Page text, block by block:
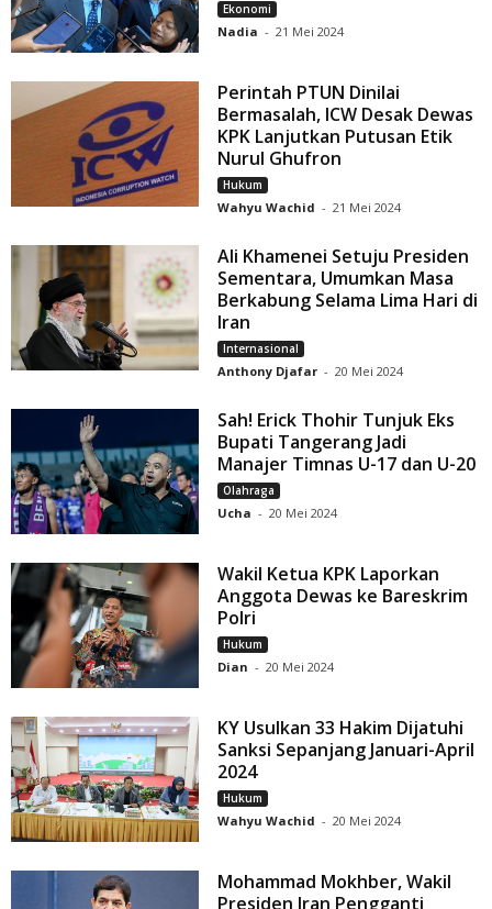
Ekonomi
Nadia - 21 Mei 2024
Perintah PTUN Dinilai
Bermasalah, ICW Desak Dewas
KPK Lanjutkan Putusan Etik
Nurul Ghufron
Hukum
Wahyu Wachid - 21 Mei 2024
Ali Khamenei Setuju Presiden
Sementara, Umumkan Masa
Berkabung Selama Lima Hari di
Iran
Internasional
Anthony Djafar - 20 Mei 2024
Sah! Erick Thohir Tunjuk Eks
Bupati Tangerang Jadi
Manajer Timnas U-17 dan U-20
Olahraga
Ucha - 20 Mei 2024
Wakil Ketua KPK Laporkan
Anggota Dewas ke Bareskrim
Polri
Hukum
Dian - 20 Mei 2024
KY Usulkan 33 Hakim Dijatuhi
Sanksi Sepanjang Januari-April
2024
Hukum
Wahyu Wachid - 20 Mei 2024
Mohammad Mokhber, Wakil
Presiden Iran Pengganti